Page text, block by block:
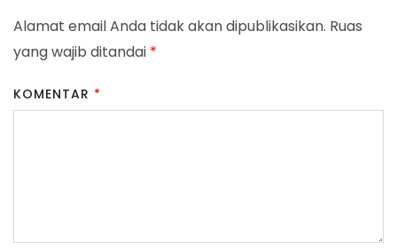
Alamat email Anda tidak akan dipublikasikan. Ruas
yang wajib ditandai *
KOMENTAR *